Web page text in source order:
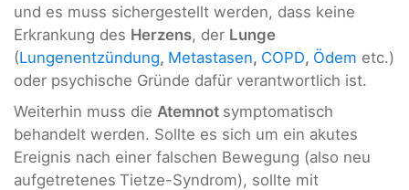
und es muss sichergestellt werden, dass keine
Erkrankung des Herzens, der Lunge
(Lungenentzündung, Metastasen, COPD, Ödem etc.)
oder psychische Gründe dafür verantwortlich ist.
Weiterhin muss die Atemnot symptomatisch
behandelt werden. Sollte es sich um ein akutes
Ereignis nach einer falschen Bewegung (also neu
aufgetretenes Tietze-Syndrom), sollte mit